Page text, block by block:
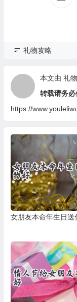
礼物攻略
本文由 礼
转载请务必
https://
女朋友本命年生日送